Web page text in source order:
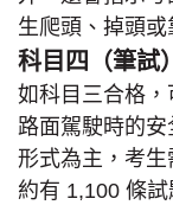
生爬頭、掉頭或
科目四（筆試
如科目三合格
路面駕駛時的
形式為主，考
約有 1,100 條